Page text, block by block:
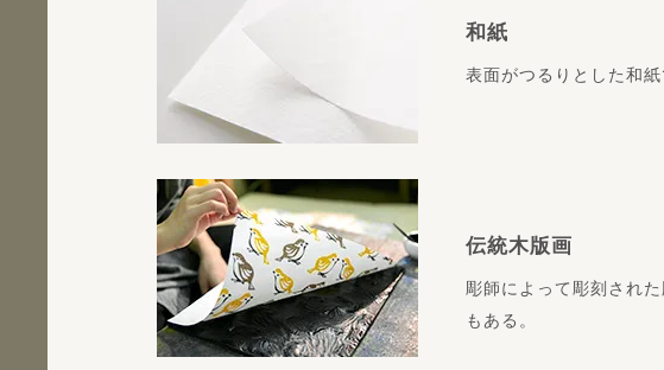
伝統木版画
彫師によって彫刻され
もある。
和紙
表面がつるりとした和